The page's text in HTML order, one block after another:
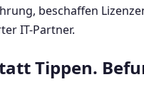
beschaffen
IT-Partner.
Tippen.